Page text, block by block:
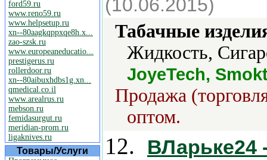
ford59.ru
www.reno59.ru
www.helpsetup.ru
xn--80aagkqppxqe8h.x...
zao-szsk.ru
www.europeaneducatio...
prestigerus.ru
rollerdoor.ru
xn--80aibuxhdbs1g.xn...
qmedical.co.il
www.arealrus.ru
mebson.ru
femidasurgut.ru
meridian-prom.ru
ligaknives.ru
Товары/Услуги
(10.06.2015)
Табачные
Жидкость,
JoyeTech,
Продажа
оптом.
12.
ВЛарьке24